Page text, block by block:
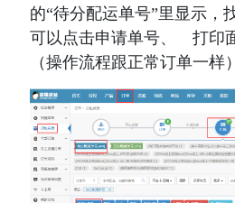
的“待分配运单号”里显示，
可以点击申请单号、   打印
（操作流程跟正常订单一样）